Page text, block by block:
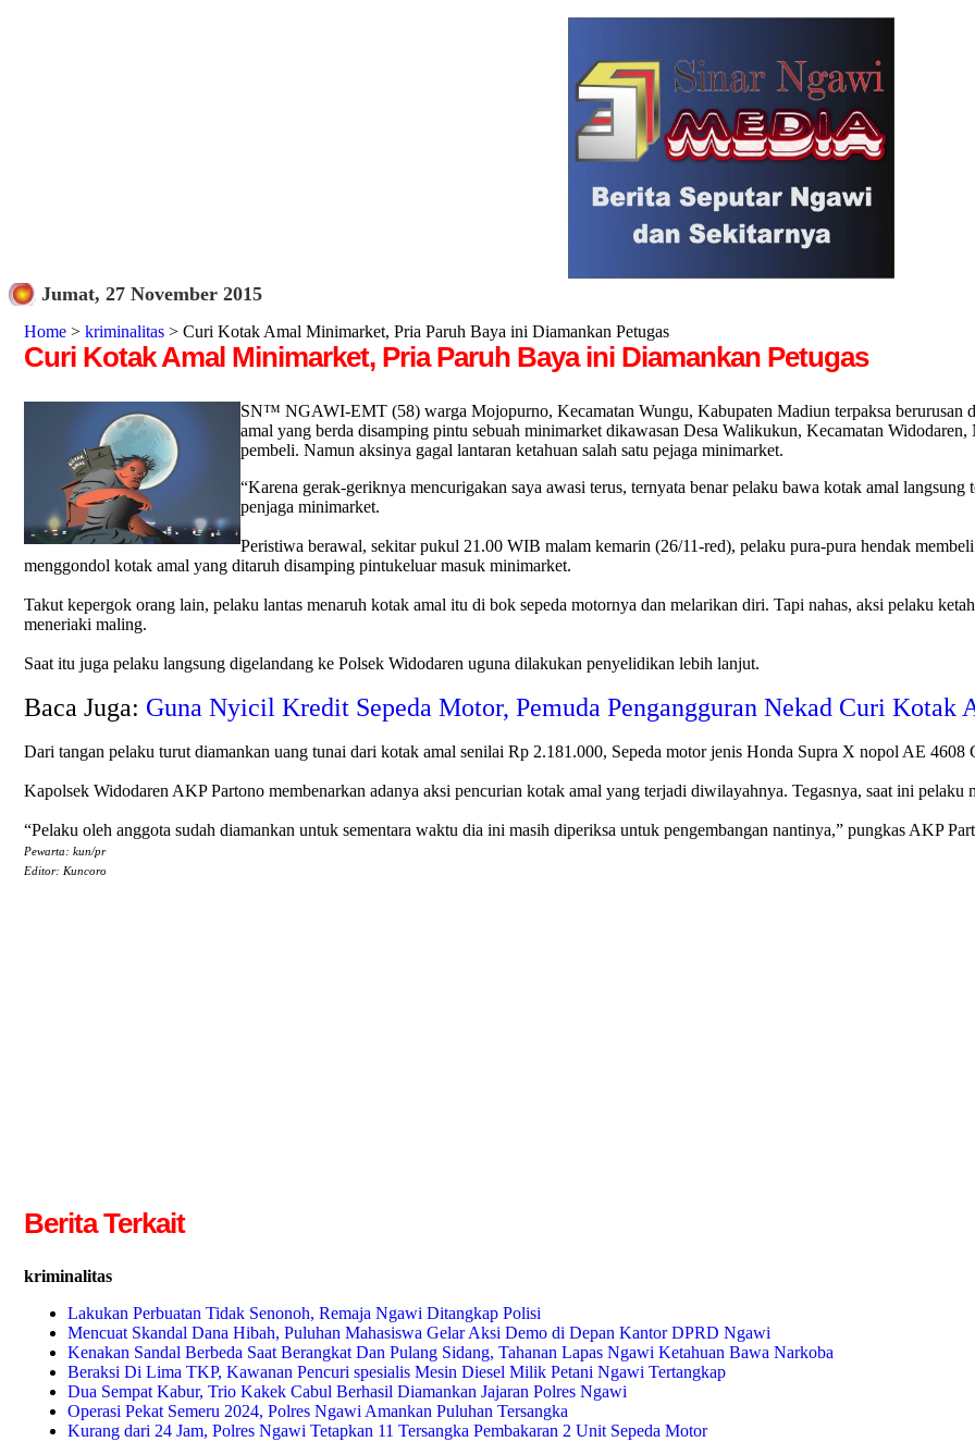
Jumat, 27 November 2015
Home > kriminalitas > Curi Kotak Amal Minimarket, Pria Paruh Baya ini Diamankan Petugas
Curi Kotak Amal Minimarket, Pria Paruh Baya ini Diamankan Petugas
SN™ NGAWI-EMT (58) warga Mojopurno, Kecamatan Wungu, Kabupaten Madiun terpaksa berurusan
amal yang berda disamping pintu sebuah minimarket dikawasan Desa Walikukun, Kecamatan
pembeli. Namun aksinya gagal lantaran ketahuan salah satu pejaga minimarket.
“Karena gerak-geriknya mencurigakan saya awasi terus, ternyata benar pelaku bawa kotak amal
penjaga minimarket.
Peristiwa berawal, sekitar pukul 21.00 WIB malam kemarin (26/11-red), pelaku pura-pura hendak
menggondol kotak amal yang ditaruh disamping pintukeluar masuk minimarket.
Takut kepergok orang lain, pelaku lantas menaruh kotak amal itu di bok sepeda motornya dan melarikan diri. Tapi nahas, aksi pelaku
meneriaki maling.
Saat itu juga pelaku langsung digelandang ke Polsek Widodaren uguna dilakukan penyelidikan lebih lanjut.
Baca Juga: Guna Nyicil Kredit Sepeda Motor, Pemuda Pengangguran Nekad Curi Kotak
Dari tangan pelaku turut diamankan uang tunai dari kotak amal senilai Rp 2.181.000, Sepeda motor jenis Honda Supra X nopol AE 4608
Kapolsek Widodaren AKP Partono membenarkan adanya aksi pencurian kotak amal yang terjadi diwilayahnya. Tegasnya, saat ini
“Pelaku oleh anggota sudah diamankan untuk sementara waktu dia ini masih diperiksa untuk pengembangan nantinya,” pungkas AKP
Pewarta: kun/pr
Editor: Kuncoro
Berita Terkait
kriminalitas
Lakukan Perbuatan Tidak Senonoh, Remaja Ngawi Ditangkap Polisi
Mencuat Skandal Dana Hibah, Puluhan Mahasiswa Gelar Aksi Demo di Depan Kantor DPRD Ngawi
Kenakan Sandal Berbeda Saat Berangkat Dan Pulang Sidang, Tahanan Lapas Ngawi Ketahuan Bawa Narkoba
Beraksi Di Lima TKP, Kawanan Pencuri spesialis Mesin Diesel Milik Petani Ngawi Tertangkap
Dua Sempat Kabur, Trio Kakek Cabul Berhasil Diamankan Jajaran Polres Ngawi
Operasi Pekat Semeru 2024, Polres Ngawi Amankan Puluhan Tersangka
Kurang dari 24 Jam, Polres Ngawi Tetapkan 11 Tersangka Pembakaran 2 Unit Sepeda Motor